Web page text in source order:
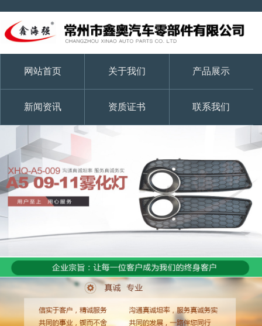
网站首页 关于我们 产品展示
新闻资讯 资质证书 联系我们